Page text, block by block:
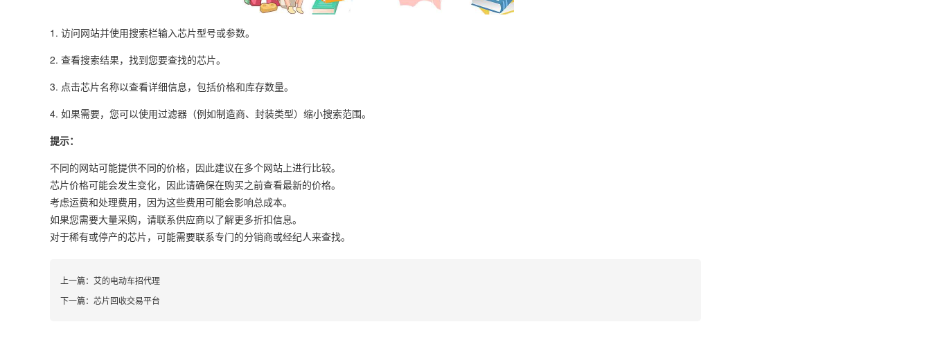
1. 访问网站并使用搜索栏输入芯片型号或参数。
2. 查看搜索结果，找到您要查找的芯片。
3. 点击芯片名称以查看详细信息，包括价格和库存数量。
4. 如果需要，您可以使用过滤器（例如制造商、封装类型）缩小搜索范围。
提示：
不同的网站可能提供不同的价格，因此建议在多个网站上进行比较。
芯片价格可能会发生变化，因此请确保在购买之前查看最新的价格。
考虑运费和处理费用，因为这些费用可能会影响总成本。
如果您需要大量采购，请联系供应商以了解更多折扣信息。
对于稀有或停产的芯片，可能需要联系专门的分销商或经纪人来查找。
上一篇： 艾的电动车招代理
下一篇： 芯片回收交易平台